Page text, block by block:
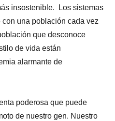
insostenible. Los sistemas
una población cada vez
que desconoce
de vida están
alarmante de
poderosa que puede
de nuestro gen. Nuestro